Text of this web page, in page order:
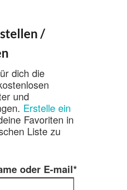
/
dich die
und
Erstelle ein
Favoriten in
Liste zu
oder E-mail*